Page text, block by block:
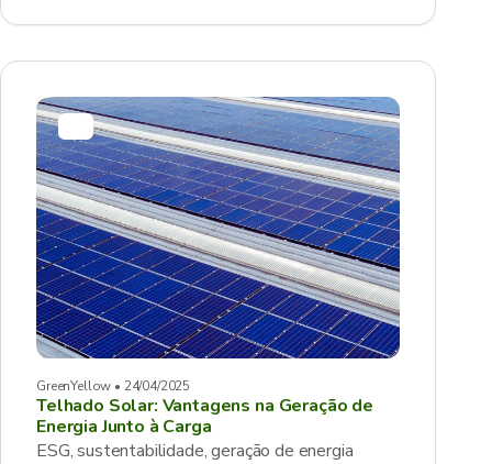
GreenYellow • 24/04/2025
Telhado Solar: Vantagens na Geração de
Energia Junto à Carga
ESG, sustentabilidade, geração de energia